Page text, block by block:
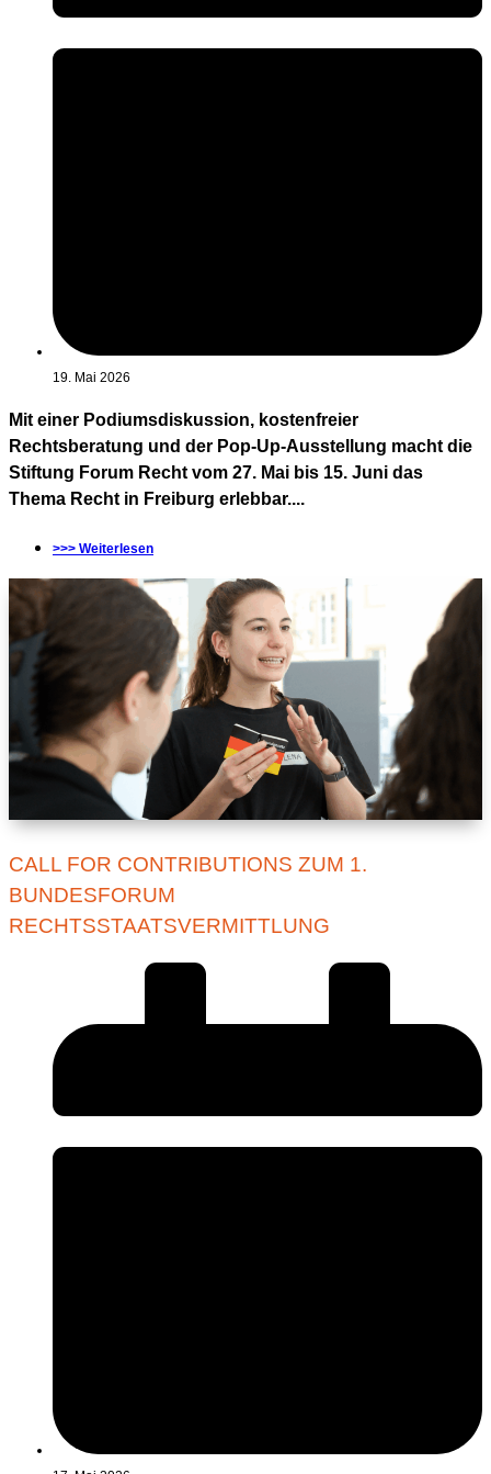
19. Mai 2026
Mit einer Podiumsdiskussion, kostenfreier
Rechtsberatung und der Pop-Up-Ausstellung macht die
Stiftung Forum Recht vom 27. Mai bis 15. Juni das
Thema Recht in Freiburg erlebbar....
>>> Weiterlesen
CALL FOR CONTRIBUTIONS ZUM 1.
BUNDESFORUM
RECHTSSTAATSVERMITTLUNG